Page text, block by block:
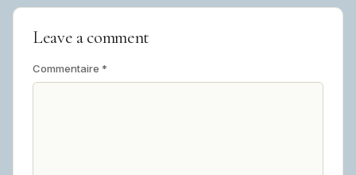
Leave a comment
Commentaire *